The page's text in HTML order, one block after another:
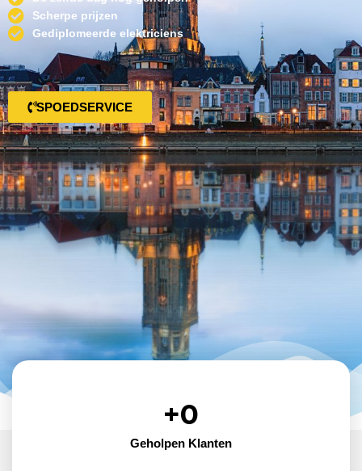
Scherpe prijzen
Gediplomeerde elektriciens
SPOEDSERVICE
Geholpen Klanten
+0